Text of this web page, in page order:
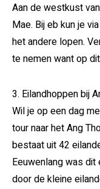
Aan de westkust
Mae. Bij eb kun je
het andere lopen.
te nemen want op
3. Eilandhoppen bij
Wil je op een dag
tour naar het Ang
bestaat uit 42
Eeuwenlang was
door de kleine